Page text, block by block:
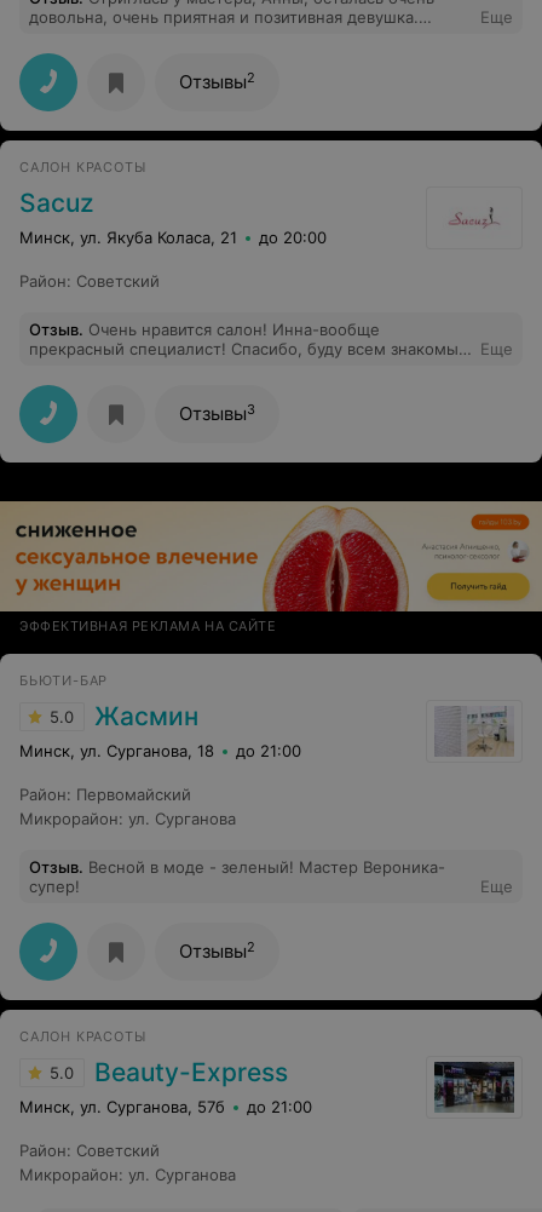
довольна, очень приятная и позитивная девушка.
удовольствие, всем советую, замечательный
мастер!!!!!
Еще
Отзывы2
САЛОН КРАСОТЫ
Sacuz
Минск, ул. Якуба Коласа, 21 до 20:00
Район: Советский
Отзыв. Очень нравится салон! Инна-вообще
прекрасный специалист! Спасибо, буду всем знакомым
Еще
Отзывы3
ЭФФЕКТИВНАЯ РЕКЛАМА НА САЙТЕ
БЬЮТИ-БАР
5.0 Жасмин
Минск, ул. Сурганова, 18 до 21:00
Район: Первомайский
Микрорайон: ул. Сурганова
Отзыв. Весной в моде - зеленый! Мастер Вероника-
супер!
Еще
Отзывы2
САЛОН КРАСОТЫ
5.0 Beauty-Express
Минск, ул. Сурганова, 57б до 21:00
Район: Советский
Микрорайон: ул. Сурганова